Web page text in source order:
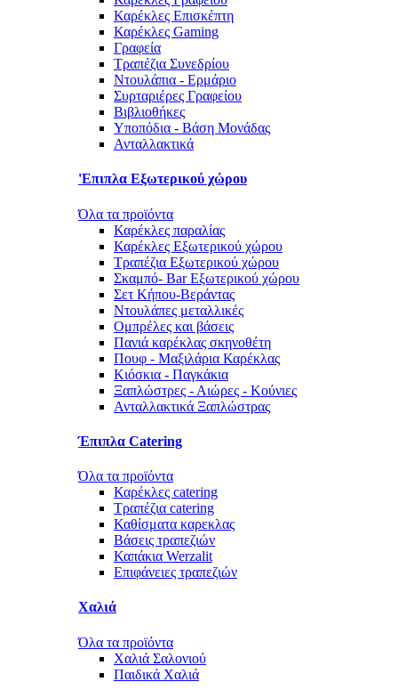
Καρέκλες Επισκέπτη
Καρέκλες Gaming
Γραφεία
Τραπέζια Συνεδρίου
Ντουλάπια - Ερμάριο
Συρταριέρες Γραφείου
Βιβλιοθήκες
Υποπόδια - Βάση Μονάδας
Ανταλλακτικά
'Επιπλα Εξωτερικού χώρου
Όλα τα προϊόντα
Καρέκλες παραλίας
Καρέκλες Εξωτερικού χώρου
Τραπέζια Εξωτερικού χώρου
Σκαμπό- Bar Εξωτερικού χώρου
Σετ Κήπου-Βεράντας
Ντουλάπες μεταλλικές
Ομπρέλες και βάσεις
Πανιά καρέκλας σκηνοθέτη
Πουφ - Μαξιλάρια Καρέκλας
Κιόσκια - Παγκάκια
Ξαπλώστρες - Αιώρες - Κούνιες
Ανταλλακτικά Ξαπλώστρας
Έπιπλα Catering
Όλα τα προϊόντα
Καρέκλες catering
Τραπέζια catering
Καθίσματα καρεκλας
Βάσεις τραπεζιών
Καπάκια Werzalit
Επιφάνειες τραπεζιών
Χαλιά
Όλα τα προϊόντα
Χαλιά Σαλονιού
Παιδικά Χαλιά